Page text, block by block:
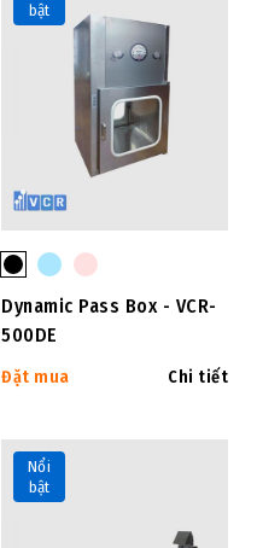
bật
Dynamic Pass Box - VCR-
500DE
Đặt mua Chi tiết
Nổi
bật